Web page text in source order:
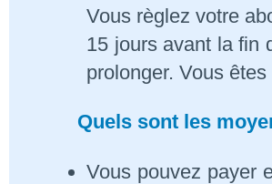
Vous règlez votre
15 jours avant la fin
prolonger. Vous
Quels sont les
Vous pouvez payer